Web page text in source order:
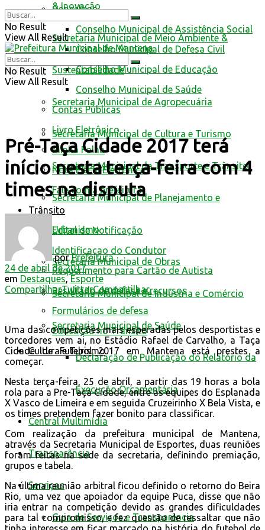
Conselhos
Conselho Municipal de Assistência Social
Conselho Municipal de Defesa Civil
Conselho Municipal de Educação
Conselho Municipal de Saúde
Contas Públicas
Livro Eletrônico
Minha Folha
Nota Fiscal Eletrônica
Fale com a prefeitura
Trânsito
Edital de Notificação
Identificacao do Condutor
Requerimento para Cartão de Autista
Resultado de defesa e recursos
Formulários de defesa
Educação no Trânsito
Cultura e Turismo
& Inovação
Secretaria Municipal de Meio Ambiente &
Sustentabilidade
Secretaria Municipal de Agropecuária
Secretaria Municipal de Cultura e Turismo
Secretaria Municipal de Transporte e Trânsito
Secretaria Municipal de Planejamento e
Urbanismo
Secretaria Municipal de Obras
Secretaria Municipal de Indústria e Comércio
Secretaria Municipal de Saúde
Declaração de Publicação do Relatório da
Execução Orçamentária
Central Multimídia
Transparência
Serviços
Guia de Serviços e Transparência
No Result
View All Result
No Result
View All Result
Pré-Taça Cidade 2017 terá
início nesta terça-feira com 4
times na disputa
por Prefeitura
24 de abril de 2017
em Destaques,Esporte
CompartilharTwittarCompartilhar
Uma das competições mais esperadas pelos desportistas e
torcedores vem ai, no Estádio Rafael de Carvalho, a Taça
Cidade de Futebol 2017 em Mantena está prestes a
começar.
Nesta terça-feira, 25 de abril, a partir das 19 horas a bola
rola para a Pre-Taça Cidade, entre as equipes do Esplanada
X Vasco de Limeira e em seguida Cruzeirinho X Bela Vista, e
os times pretendem fazer bonito para classificar.
Com realização da prefeitura municipal de Mantena,
através da Secretaria Municipal de Esportes, duas reuniões
foram feitas na sede da secretaria, definindo premiação,
grupos e tabela.
Na última reunião arbitral ficou definido o retorno do Beira
Rio, uma vez que apoiador da equipe Puca, disse que não
iria entrar na competição devido as grandes dificuldades
para tal compromisso, e fez questão de ressaltar que não